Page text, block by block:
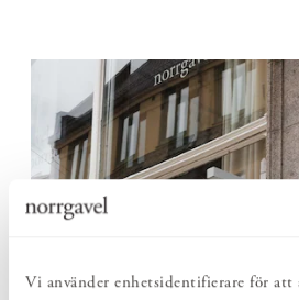
Vi använder enhetsidentifierare för att